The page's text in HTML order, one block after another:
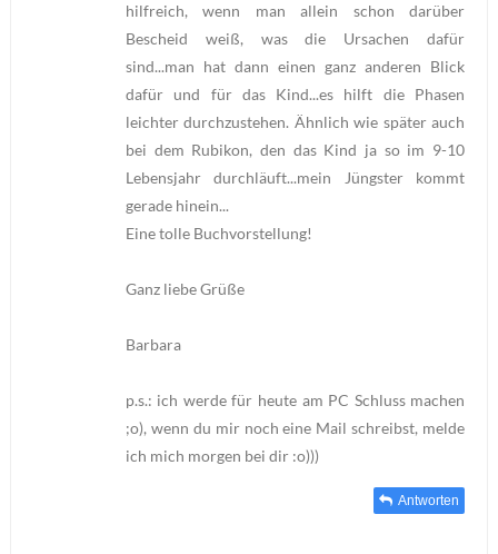
hilfreich, wenn man allein schon darüber
Bescheid weiß, was die Ursachen dafür
sind...man hat dann einen ganz anderen Blick
dafür und für das Kind...es hilft die Phasen
leichter durchzustehen. Ähnlich wie später auch
bei dem Rubikon, den das Kind ja so im 9-10
Lebensjahr durchläuft...mein Jüngster kommt
gerade hinein...
Eine tolle Buchvorstellung!
Ganz liebe Grüße
Barbara
p.s.: ich werde für heute am PC Schluss machen
;o), wenn du mir noch eine Mail schreibst, melde
ich mich morgen bei dir :o)))
Antworten